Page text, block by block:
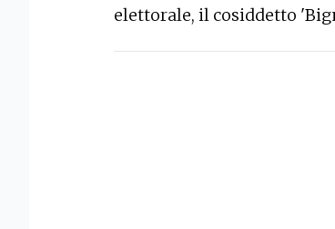
elettorale, il cosiddetto